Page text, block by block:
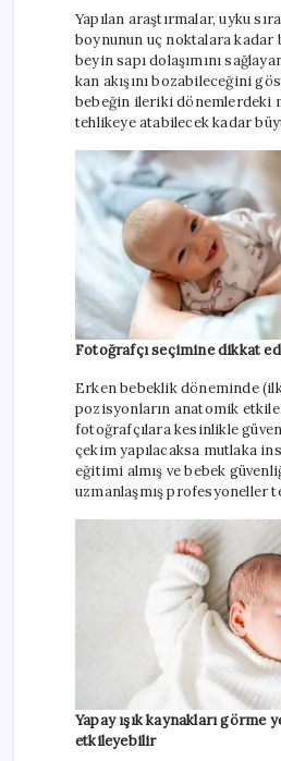
Yapılan araştırmalar, uyku
boynunun uç noktalara kadar
beyin sapı dolaşımını
kan akışını bozabileceğini
bebeğin ileriki dönemlerdeki
tehlikeye atabilecek kadar
Fotoğrafçı seçimine dikkat
Erken bebeklik döneminde
pozisyonların anatomik
fotoğrafçılara kesinlikle
çekim yapılacaksa mutlaka
eğitimi almış ve bebek
uzmanlaşmış profesyoneller
Yapay ışık kaynakları görme
etkileyebilir